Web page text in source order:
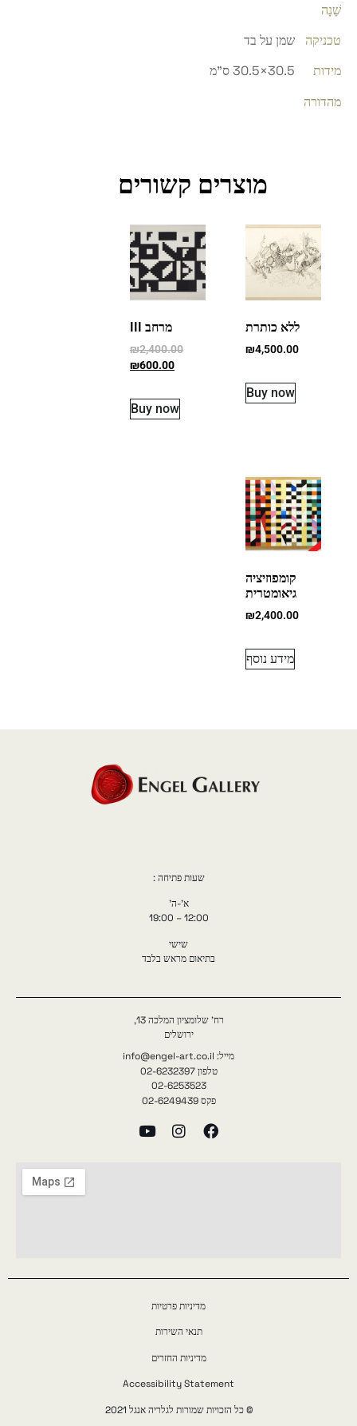
שָׁנָה
טכניקה
שמן על בד
מידות
30.5×30.5 ס"מ
מהדורה
מוצרים קשורים
ללא כותרת
₪4,500.00
Buy now
מרחב III
₪2,400.00
₪600.00
Buy now
קומפוזיציה
גיאומטרית
₪2,400.00
מידע נוסף
שעות פתיחה :
א'-ה'
12:00 – 19:00
שישי
בתיאום מראש בלבד
רח' שלומציון המלכה 13,
ירושלים
מייל: info@engel-art.co.il
טלפון 02-6232397
02-6253523
פקס 02-6249439
מדיניות פרטיות
תנאי השירות
מדיניות החזרים
Accessibility Statement
© כל הזכויות שמורות לגלריה אנגל 2021